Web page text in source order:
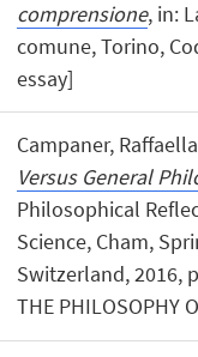
comprensione, in:
comune, Torino,
essay]
Campaner,
Versus General
Philosophical
Science, Cham,
Switzerland, 2016,
THE PHILOSOPHY